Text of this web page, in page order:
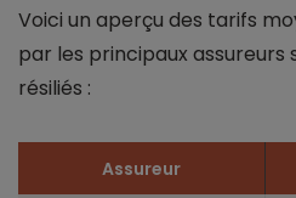
Voici un aperçu des tarifs
par les principaux assureurs
résiliés :
Assureur